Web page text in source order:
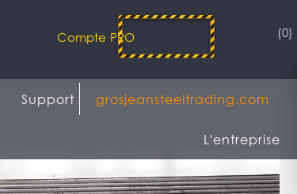
Compte PRO (0)
grosjeansteeltrading.com
Support
L'entreprise